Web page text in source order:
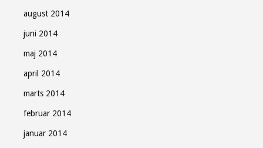
august 2014
juni 2014
maj 2014
april 2014
marts 2014
februar 2014
januar 2014